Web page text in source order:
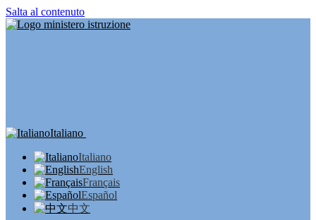
Salta al contenuto
Italiano
Italiano
English
Français
Español
中文